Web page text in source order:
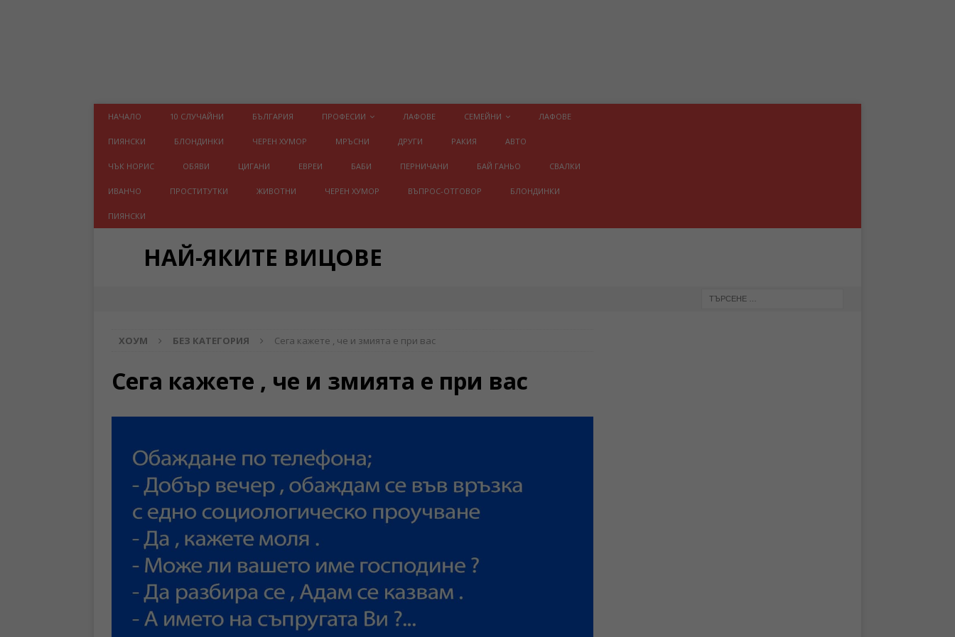
НАЧАЛО 10 СЛУЧАЙНИ БЪЛГАРИЯ ПРОФЕСИИ ЛАФОВЕ СЕМЕЙНИ ЛАФОВЕ
ПИЯНСКИ БЛОНДИНКИ ЧЕРЕН ХУМОР МРЪСНИ ДРУГИ РАКИЯ АВТО
ЧЪК НОРИС ОБЯВИ ЦИГАНИ ЕВРЕИ БАБИ ПЕРНИЧАНИ БАЙ ГАНЬО СВАЛКИ
ИВАНЧО ПРОСТИТУТКИ ЖИВОТНИ ЧЕРЕН ХУМОР ВЪПРОС-ОТГОВОР БЛОНДИНКИ
ПИЯНСКИ
НАЙ-ЯКИТЕ ВИЦОВЕ
ХОУМ БЕЗ КАТЕГОРИЯ Сега кажете , че и змията е при вас
Сега кажете , че и змията е при вас